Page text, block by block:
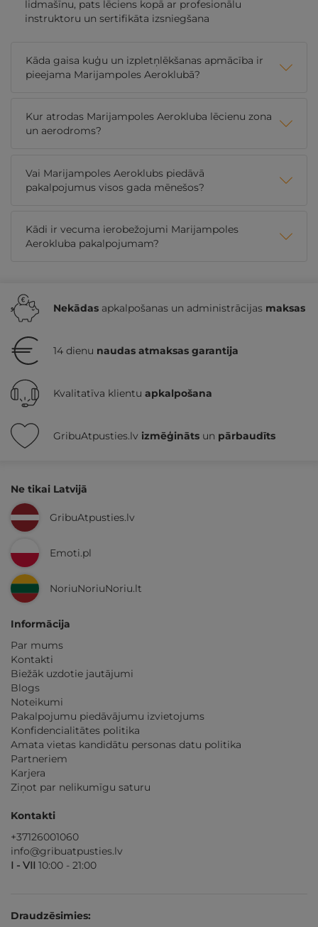
lidmašīnu, pats lēciens kopā ar profesionālu
instruktoru un sertifikāta izsniegšana
Kāda gaisa kuģu un izpletņlēkšanas apmācība ir
pieejama Marijampoles Aeroklubā?
Kur atrodas Marijampoles Aerokluba lēcienu zona
un aerodroms?
Vai Marijampoles Aeroklubs piedāvā
pakalpojumus visos gada mēnešos?
Kādi ir vecuma ierobežojumi Marijampoles
Aerokluba pakalpojumam?
Nekādas apkalpošanas un administrācijas maksas
14 dienu naudas atmaksas garantija
Kvalitatīva klientu apkalpošana
GribuAtpusties.lv izmēģināts un pārbaudīts
Ne tikai Latvijā
GribuAtpusties.lv
Emoti.pl
NoriuNoriuNoriu.lt
Informācija
Par mums
Kontakti
Biežāk uzdotie jautājumi
Blogs
Noteikumi
Pakalpojumu piedāvājumu izvietojums
Konfidencialitātes politika
Amata vietas kandidātu personas datu politika
Partneriem
Karjera
Ziņot par nelikumīgu saturu
Kontakti
+37126001060
info@gribuatpusties.lv
I - VII 10:00 - 21:00
Draudzēsimies: